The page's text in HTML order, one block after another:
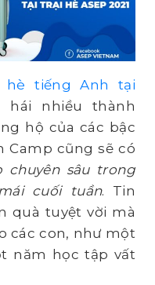
hè tiếng Anh tại
nhiều thành
hộ của các bậc
Camp cũng sẽ có
chuyên sâutrong
cuối tuần. Tin
quà tuyệt vời mà
các con, như một
năm học tập vất